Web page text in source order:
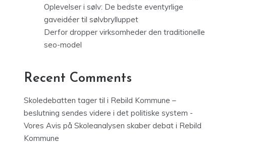
Oplevelser i sølv: De bedste eventyrlige
gaveidéer til sølvbrylluppet
Derfor dropper virksomheder den traditionelle
seo-model
Recent Comments
Skoledebatten tager til i Rebild Kommune –
beslutning sendes videre i det politiske system -
Vores Avis på Skoleanalysen skaber debat i Rebild
Kommune